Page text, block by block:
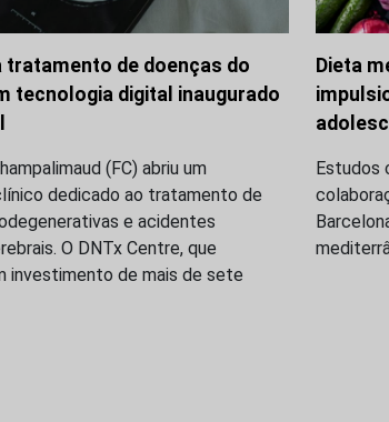
tratamento de doenças do
tecnologia digital inaugurado
(FC) abriu um
dedicado ao tratamento de
e acidentes
O DNTx Centre, que
investimento de mais de sete
Dieta
Estudos